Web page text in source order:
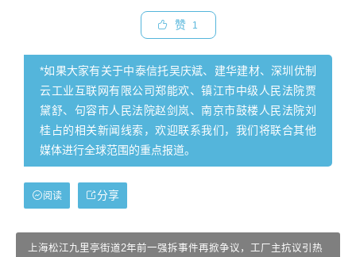
赞 1
*如果大家有关于中泰信托吴庆斌、建华建材、深圳优制
云工业互联网有限公司郑能欢、镇江市中级人民法院贾
黛舒、句容市人民法院赵剑岚、南京市鼓楼人民法院刘
桂占的相关新闻线索，欢迎联系我们，我们将联合其他
媒体进行全球范围的重点报道。
分享
阅读
上海松江九里亭街道2年前一强拆事件再掀争议，工厂主抗议引热